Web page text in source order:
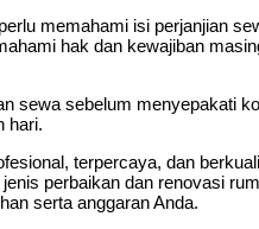
memahami isi perjanjian
hak dan kewajiban
sewa sebelum menyepakati
hari.
terpercaya, dan
perbaikan dan renovasi
serta anggaran Anda.